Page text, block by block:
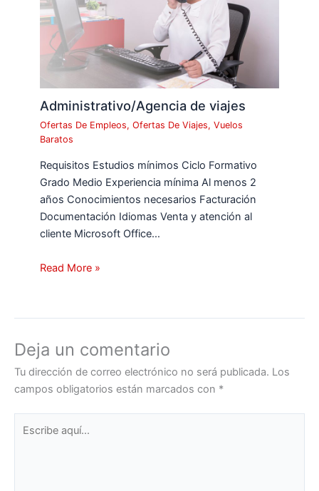
Administrativo/Agencia de viajes
Ofertas De Empleos,Ofertas De Viajes,Vuelos
Baratos
Requisitos Estudios mínimos Ciclo Formativo
Grado Medio Experiencia mínima Al menos 2
años Conocimientos necesarios Facturación
Documentación Idiomas Venta y atención al
cliente Microsoft Office…
Read More »
Deja un comentario
Tu dirección de correo electrónico no será publicada. Los
campos obligatorios están marcados con *
aquí...